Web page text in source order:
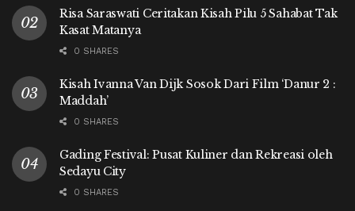
Risa Saraswati Ceritakan Kisah Pilu 5 Sahabat Tak
Kasat Matanya
0 SHARES
Kisah Ivanna Van Dijk Sosok Dari Film ‘Danur 2 :
Maddah’
0 SHARES
Gading Festival: Pusat Kuliner dan Rekreasi oleh
Sedayu City
0 SHARES